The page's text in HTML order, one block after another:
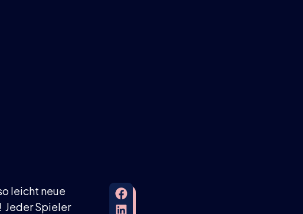
leicht neue
Jeder Spieler